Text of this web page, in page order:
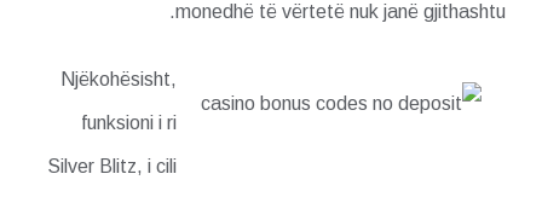
monedhë të vërtetë nuk janë gjithashtu.
Njëkohësisht,
funksioni i ri
Silver Blitz, i cili